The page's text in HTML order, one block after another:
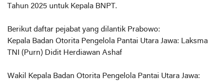
Tahun 2025 untuk Kepala BNPT.
Berikut daftar pejabat yang dilantik Prabowo:
Kepala Badan Otorita Pengelola Pantai Utara Jawa: Laksma
TNI (Purn) Didit Herdiawan Ashaf
Wakil Kepala Badan Otorita Pengelola Pantai Utara Jawa: